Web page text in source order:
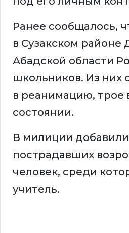
Ранее сообщалось,
в Сузакском районе
Абадской области
школьников. Из них
в реанимацию, трое
состоянии.
В милиции
пострадавших
человек, среди
учитель.